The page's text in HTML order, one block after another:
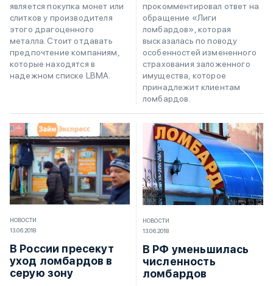
является покупка монет или
слитков у производителя
этого драгоценного
металла. Стоит отдавать
предпочтение компаниям,
которые находятся в
надежном списке LBMA.
прокомментировал ответ на
обращение «Лиги
ломбардов», которая
высказалась по поводу
особенностей измененного
страхования заложенного
имущества, которое
принадлежит клиентам
ломбардов.
НОВОСТИ
13.06.2018
В России пресекут
уход ломбардов в
серую зону
НОВОСТИ
13.06.2018
В РФ уменьшилась
численность
ломбардов